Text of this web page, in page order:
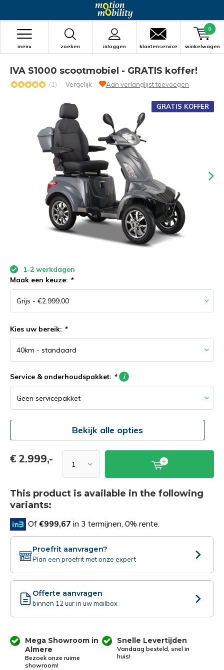
zoeken inloggen
menu klantenservice winkelwagen
0
IVA S1000 scootmobiel - GRATIS koffer!
(1) Vergelijk Aan verlanglijst toevoegen
GRATIS KOFFER
1-2 werkdagen
Maak een keuze: *
Kies uw bereik: *
Service & onderhoudspakket: * i
Bekijk alle opties
€ 2.999,-
This product is available in the following
variants:
Of €999,67 in 3 termijnen, 0% rente.
Proefrit aanvragen?
Plan een proefrit met onze expert
Offerte aanvragen
binnen 12 uur in uw mailbox
Mega Showroom in
Almere
Bezoek onze ruime
showroom!
Snelle Levertijden
Vandaag besteld, snel in
huis!